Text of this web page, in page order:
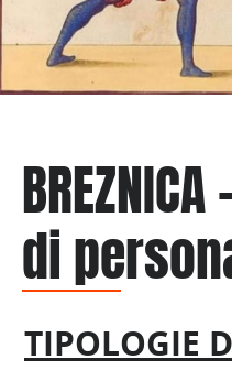
di
TIPOLOGIE